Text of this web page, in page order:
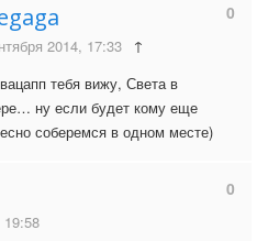
2014, 17:33 ↑
0
тебя вижу, Света в
ну если будет кому еще
соберемся в одном месте)
19:58
0